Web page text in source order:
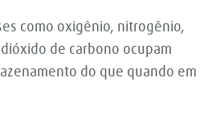
como oxigênio, nitrogênio,
de carbono ocupam
do que quando em